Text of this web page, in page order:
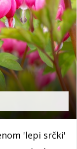
'lepi srčki'